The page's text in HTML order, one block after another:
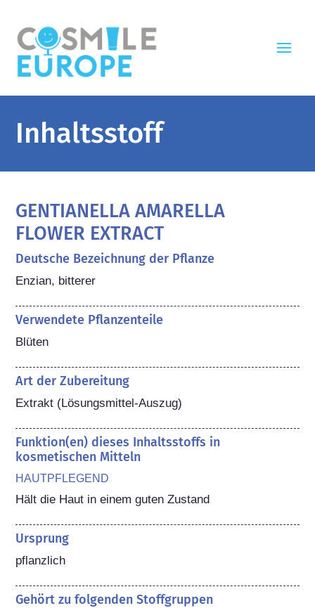
Inhaltsstoff
GENTIANELLA AMARELLA
FLOWER EXTRACT
Deutsche Bezeichnung der Pflanze
Enzian, bitterer
Verwendete Pflanzenteile
Blüten
Art der Zubereitung
Extrakt (Lösungsmittel-Auszug)
Funktion(en) dieses Inhaltsstoffs in
kosmetischen Mitteln
HAUTPFLEGEND
Hält die Haut in einem guten Zustand
Ursprung
pflanzlich
Gehört zu folgenden Stoffgruppen